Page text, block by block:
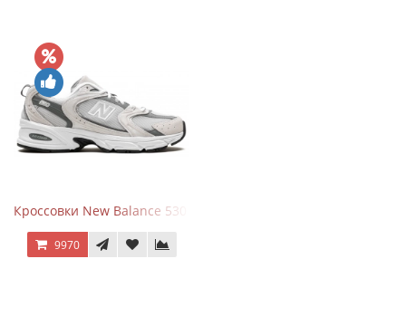
Кроссовки New Balance 530 Grey Matter Harbor Grey
9970